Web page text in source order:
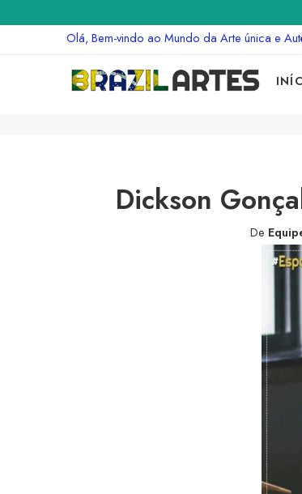
Olá, Bem-vindo ao Mundo da Arte única e
Dickson
De